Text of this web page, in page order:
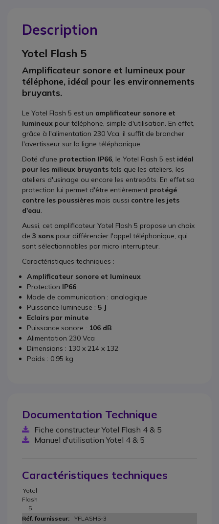
Description
Yotel Flash 5
Amplificateur sonore et lumineux pour
téléphone, idéal pour les environnements
bruyants.
Le Yotel Flash 5 est un amplificateur sonore et
lumineux pour téléphone, simple d'utilisation. En effet,
grâce à l'alimentation 230 Vca, il suffit de brancher
l'avertisseur sur la ligne téléphonique.
Doté d'une protection IP66, le Yotel Flash 5 est idéal
pour les milieux bruyants tels que les ateliers, les
ateliers d'usinage ou encore les entrepôts. En effet sa
protection lui permet d'être entièrement protégé
contre les poussières mais aussi contre les jets
d'eau.
Aussi, cet amplificateur Yotel Flash 5 propose un choix
de 3 sons pour différencier l'appel téléphonique, qui
sont sélectionnables par micro interrupteur.
Caractéristiques techniques :
Amplificateur sonore et lumineux
Protection IP66
Mode de communication : analogique
Puissance lumineuse : 5 J
Eclairs par minute
Puissance sonore : 106 dB
Alimentation 230 Vca
Dimensions : 130 x 214 x 132
Poids : 0.95 kg
Documentation Technique
Fiche constructeur Yotel Flash 4 & 5
Manuel d'utilisation Yotel 4 & 5
Caractéristiques techniques
Yotel
Flash
5
YFLASH5-3